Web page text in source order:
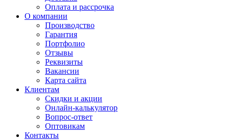
Оплата и рассрочка
О компании
Производство
Гарантия
Портфолио
Отзывы
Реквизиты
Вакансии
Карта сайта
Клиентам
Скидки и акции
Онлайн-калькулятор
Вопрос-ответ
Оптовикам
Контакты